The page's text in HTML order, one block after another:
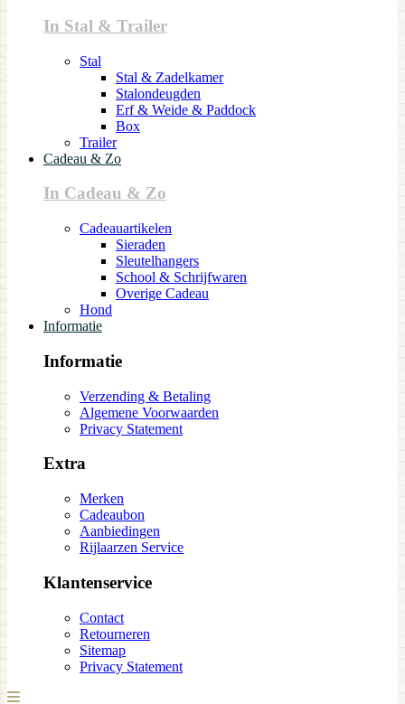
In Stal & Trailer
Stal
Stal & Zadelkamer
Stalondeugden
Erf & Weide & Paddock
Box
Trailer
Cadeau & Zo
In Cadeau & Zo
Cadeauartikelen
Sieraden
Sleutelhangers
School & Schrijfwaren
Overige Cadeau
Hond
Informatie
Informatie
Verzending & Betaling
Algemene Voorwaarden
Privacy Statement
Extra
Merken
Cadeaubon
Aanbiedingen
Rijlaarzen Service
Klantenservice
Contact
Retourneren
Sitemap
Privacy Statement